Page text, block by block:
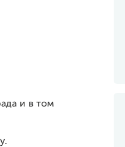
и в том